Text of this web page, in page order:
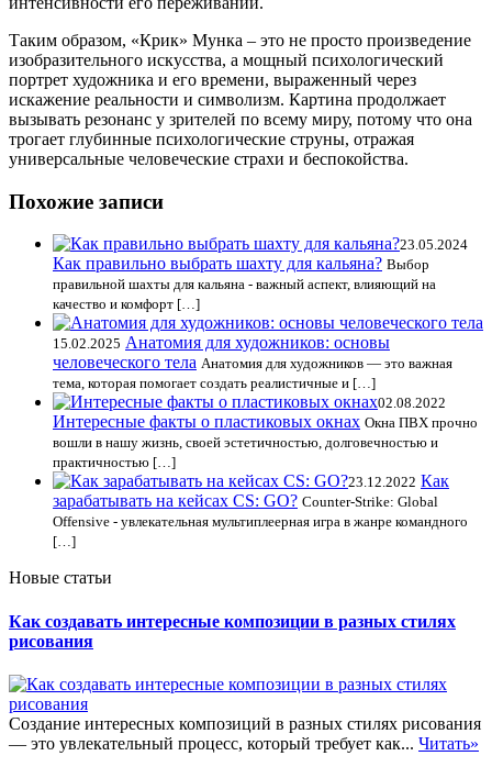
Таким образом, «Крик» Мунка – это не просто произведение
изобразительного искусства, а мощный психологический
портрет художника и его времени, выраженный через
искажение реальности и символизм. Картина продолжает
вызывать резонанс у зрителей по всему миру, потому что она
трогает глубинные психологические струны, отражая
универсальные человеческие страхи и беспокойства.
Похожие записи
23.05.2024
Как правильно выбрать шахту для кальяна? Выбор
правильной шахты для кальяна - важный аспект, влияющий на
качество и комфорт […]
15.02.2025 Анатомия для художников: основы
человеческого тела Анатомия для художников — это важная
тема, которая помогает создать реалистичные и […]
02.08.2022
Интересные факты о пластиковых окнах Окна ПВХ прочно
вошли в нашу жизнь, своей эстетичностью, долговечностью и
практичностью […]
23.12.2022 Как
зарабатывать на кейсах CS: GO? Counter-Strike: Global
Offensive - увлекательная мультиплеерная игра в жанре командного
[…]
Новые статьи
Как создавать интересные композиции в разных стилях
рисования
Создание интересных композиций в разных стилях рисования
— это увлекательный процесс, который требует как... Читать»